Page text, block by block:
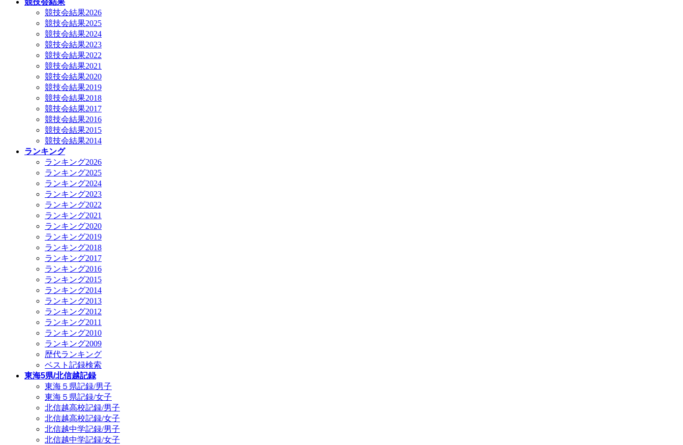
競技会結果
競技会結果2026
競技会結果2025
競技会結果2024
競技会結果2023
競技会結果2022
競技会結果2021
競技会結果2020
競技会結果2019
競技会結果2018
競技会結果2017
競技会結果2016
競技会結果2015
競技会結果2014
ランキング
ランキング2026
ランキング2025
ランキング2024
ランキング2023
ランキング2022
ランキング2021
ランキング2020
ランキング2019
ランキング2018
ランキング2017
ランキング2016
ランキング2015
ランキング2014
ランキング2013
ランキング2012
ランキング2011
ランキング2010
ランキング2009
歴代ランキング
ベスト記録検索
東海5県/北信越記録
東海５県記録/男子
東海５県記録/女子
北信越高校記録/男子
北信越高校記録/女子
北信越中学記録/男子
北信越中学記録/女子